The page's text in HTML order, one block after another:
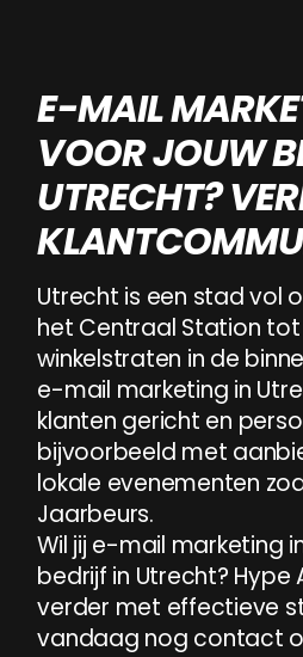
E-MAIL
VOOR JOUW
UTRECHT?
Utrecht is een stad vol
Utrecht is een stad vol
het Centraal Station tot
winkelstraten in de
e-mail marketing in
klanten gericht en
bijvoorbeeld met
lokale evenementen
Jaarbeurs.
Wil jij e-mail marketing
bedrijf in Utrecht? Hype
verder met effectieve
vandaag nog contact